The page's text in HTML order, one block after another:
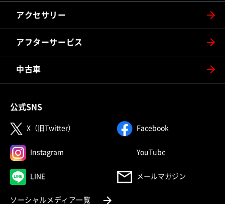
アクセサリー
アフターサービス
中古車
公式SNS
X（旧Twitter） （別ウィンドウで開く）Facebook（別ウィンドウ
Instagram （別ウィンドウで開く）YouTube（別ウィンドウで
LINE（別ウィンドウで開く） メールマガジン
ソーシャルメディア一覧（別ウィンドウで開く）